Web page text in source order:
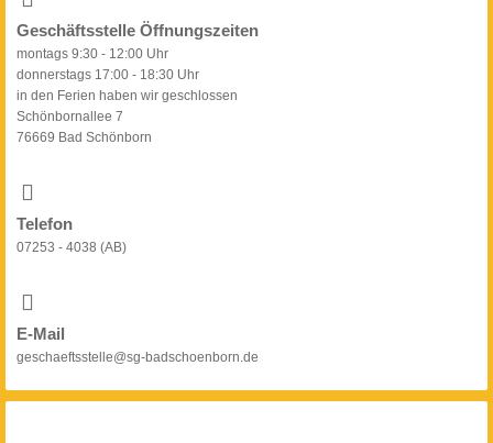
Geschäftsstelle Öffnungszeiten
montags 9:30 - 12:00 Uhr
donnerstags 17:00 - 18:30 Uhr
in den Ferien haben wir geschlossen
Schönbornallee 7
76669 Bad Schönborn
Telefon
07253 - 4038 (AB)
E-Mail
geschaeftsstelle@sg-badschoenborn.de